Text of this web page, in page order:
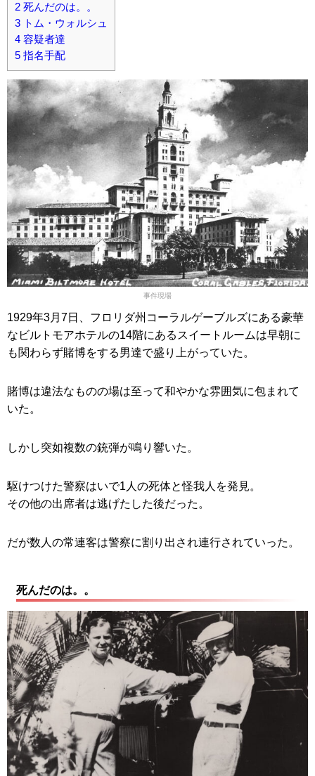
2 死んだのは。。
3 トム・ウォルシュ
4 容疑者達
5 指名手配
事件現場
1929年3月7日、フロリダ州コーラルゲーブルズにある豪華
なビルトモアホテルの14階にあるスイートルームは早朝に
も関わらず賭博をする男達で盛り上がっていた。
賭博は違法なものの場は至って和やかな雰囲気に包まれて
いた。
しかし突如複数の銃弾が鳴り響いた。
駆けつけた警察はいで1人の死体と怪我人を発見。
その他の出席者は逃げたした後だった。
だが数人の常連客は警察に割り出され連行されていった。
死んだのは。。